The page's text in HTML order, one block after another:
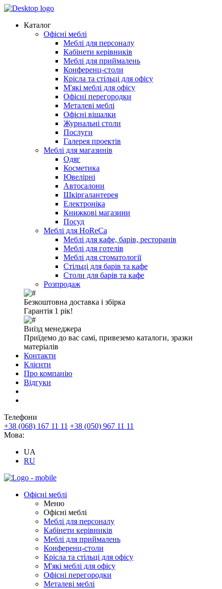
Каталог
Офісні меблі
Меблі для персоналу
Кабінети керівників
Меблі для приймалень
Конференц-столи
Крісла та стільці для офісу
М'які меблі для офісу
Офісні перегородки
Металеві меблі
Офісні вішалки
Журнальні столи
Послуги
Галерея проектів
Меблі для магазинів
Одяг
Косметика
Ювелірні
Автосалони
Шкіргалантерея
Електроніка
Книжкові магазини
Посуд
Меблі для HoReCa
Меблі для кафе, барів, ресторанів
Меблі для готелів
Меблі для стоматології
Стільці для барів та кафе
Столи для барів та кафе
Розпродаж
Безкоштовна доставка і збірка
Гарантія 1 рік!
Виїзд менеджера
Приїдемо до вас самі, привеземо каталоги, зразки
матеріалів
Контакти
Клієнти
Про компанію
Відгуки
Телефони
+38 (068) 167 11 11 +38 (050) 967 11 11
Мова:
UA
RU
Офісні меблі
Меню
Офісні меблі
Меблі для персоналу
Кабінети керівників
Меблі для приймалень
Конференц-столи
Крісла та стільці для офісу
М'які меблі для офісу
Офісні перегородки
Металеві меблі